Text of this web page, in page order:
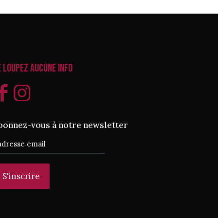
loupez aucune info
vous à notre newsletter